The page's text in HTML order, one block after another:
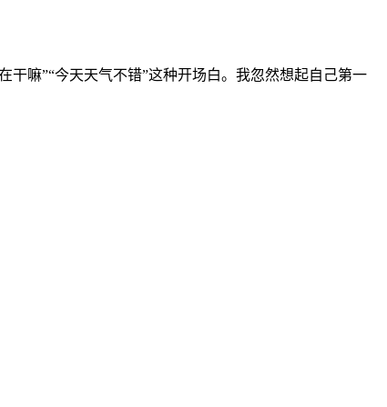
干嘛”“今天天气不错”这种开场白。我忽然想起自己第一